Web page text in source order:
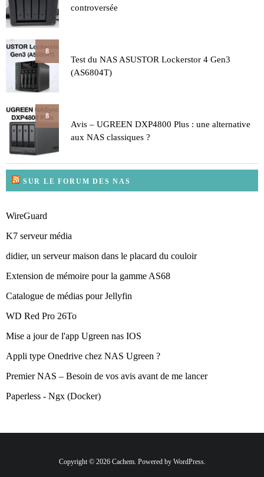
controversée
8
Test du NAS ASUSTOR Lockerstor 4 Gen3
(AS6804T)
8
Avis – UGREEN DXP4800 Plus : une alternative
aux NAS classiques ?
SUR LE FORUM DES NAS
WireGuard
K7 serveur média
didier, un serveur maison dans le placard du couloir
Extension de mémoire pour la gamme AS68
Catalogue de médias pour Jellyfin
WD Red Pro 26To
Mise a jour de l'app Ugreen nas IOS
Appli type Onedrive chez NAS Ugreen ?
Premier NAS – Besoin de vos avis avant de me lancer
Paperless - Ngx (Docker)
Copyright © 2026 Cachem. Powered by WordPress.